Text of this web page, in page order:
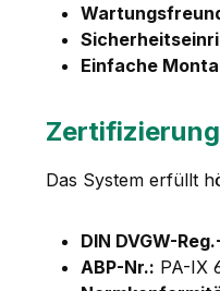
Einfache
Das System erfüllt
DIN DVGW-
ABP-Nr.: PA-IX